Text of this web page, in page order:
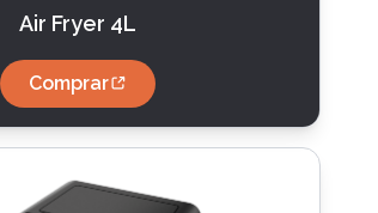
Air Fryer 4L
Comprar